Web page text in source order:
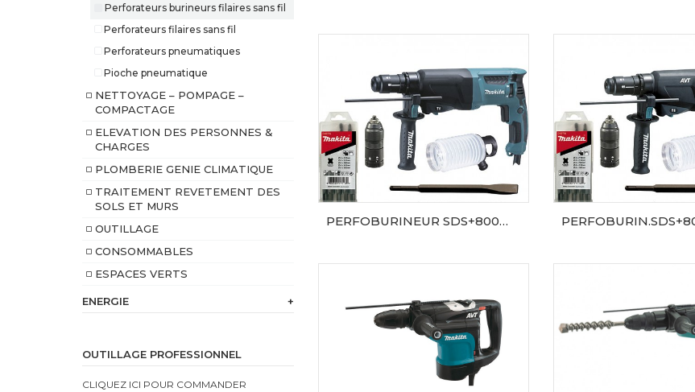
PERFOBURINEUR SDS+800WKIT(ALU)
Perforateurs burineurs filaires sans fil
Perforateurs filaires sans fil
Perforateurs pneumatiques
Pioche pneumatique
NETTOYAGE – POMPAGE –
COMPACTAGE
ELEVATION DES PERSONNES &
CHARGES
PLOMBERIE GENIE CLIMATIQUE
TRAITEMENT REVETEMENT DES
SOLS ET MURS
OUTILLAGE
CONSOMMABLES
ESPACES VERTS
ENERGIE +
intégrée
OUTILLAGE PROFESSIONNEL
CLIQUEZ ICI POUR COMMANDER